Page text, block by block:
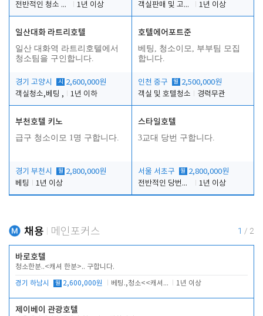
전반적인 청소 업무(객실청소.객실정리)
1년 이상
객실판매 및 고객응대
1년 이상
일산대화 라트리호텔
일산 대화역 라트리호텔에서
청소팀을 구인합니다.
경기 고양시 시
2,600,000원
객실청소,베팅 ,
1년 이하
호텔에어포트준
베팅, 청소이모, 부부팀 모집
합니다.
인천 중구 월 2,500,000원
객실 및 호텔청소
경력무관
부천호텔 키노
급구 청소이모 1명 구합니다.
경기 부천시 월 2,800,000원
베팅
1년 이상
스타일호텔
3교대 당번 구합니다.
서울 서초구 월 2,800,000원
전반적인 당번업무
1년 이상
채용 메인포커스 1 / 2
바로호텔
청소한분..<캐셔 한분>.. 구합니다.
경기 하남시 월 2,600,000원 베팅.,청소<<캐셔 모셔봅니다. 1년 이상
제이베이 관광호텔